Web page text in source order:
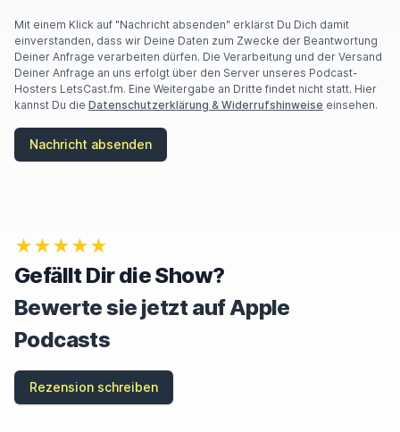
A
R
E
A
H
U
R
E
T
H
I
S
F
E
Mit einem Klick auf "Nachricht absenden" erklärst Du Dich damit
einverstanden, dass wir Deine Daten zum Zwecke der Beantwortung
Deiner Anfrage verarbeiten dürfen. Die Verarbeitung und der Versand
Deiner Anfrage an uns erfolgt über den Server unseres Podcast-
Hosters LetsCast.fm. Eine Weitergabe an Dritte findet nicht statt. Hier
kannst Du die Datenschutzerklärung & Widerrufshinweise einsehen.
Nachricht absenden
★★★★★
Gefällt Dir die Show?
Bewerte sie jetzt auf Apple
Podcasts
Rezension schreiben